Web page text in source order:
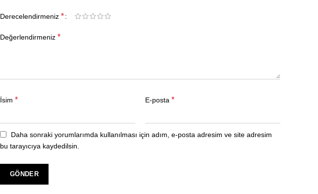
Derecelendirmeniz *
Değerlendirmeniz *
İsim * E-posta *
Daha sonraki yorumlarımda kullanılması için adım, e-posta adresim ve site adresim
bu tarayıcıya kaydedilsin.